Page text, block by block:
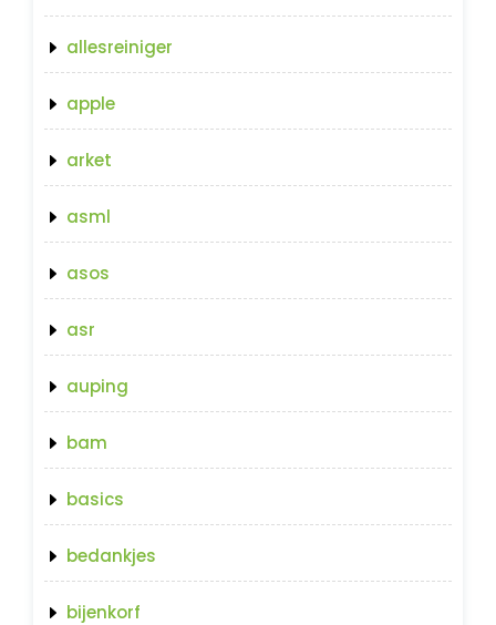
allesreiniger
apple
arket
asml
asos
asr
auping
bam
basics
bedankjes
bijenkorf